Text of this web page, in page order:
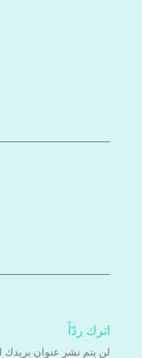
اترك ردّاً
لن يتم نشر عنوان بريدك